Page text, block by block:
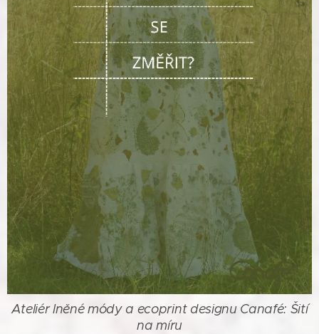
Ateliér lněné módy a ecoprint designu Canafé: Šití
na míru